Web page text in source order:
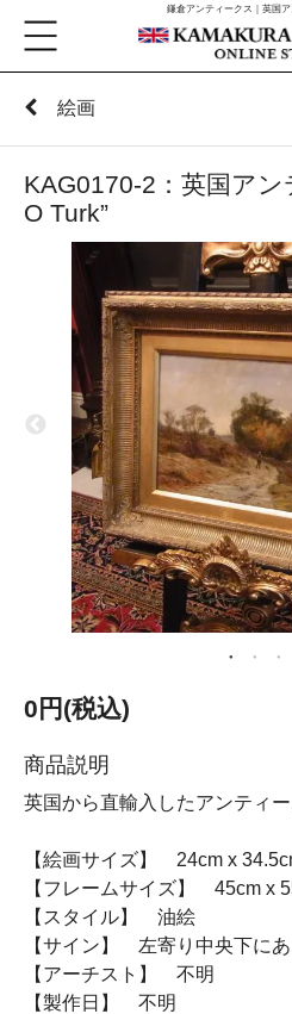
鎌倉アンティークス｜英国
絵画
KAG0170-2：英国ア
O Turk”
0円(税込)
商品説明
英国から直輸入したアンティー
【絵画サイズ】 24cm x
【フレームサイズ】 45cm x
【スタイル】 油絵
【サイン】 左寄り中央下にあ
【アーチスト】 不明
【製作日】 不明